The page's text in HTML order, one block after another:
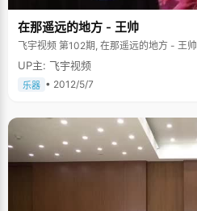
在那遥远的地方 - 王帅
飞宇视频 第102期, 在那遥远的地方 - 王帅
UP主: 飞宇视频
乐器 • 2012/5/7